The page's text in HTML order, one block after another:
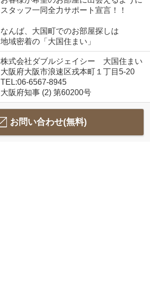
スタッフ一同全力サポート宣言！！
なんば、大国町でのお部屋探しは
地域密着の「大国住まい」
株式会社ダブルジェイシー 大国住まい
大阪府大阪市浪速区戎本町１丁目5-20
TEL:06-6567-8945
大阪府知事 (2) 第60200号
お問い合わせ(無料)